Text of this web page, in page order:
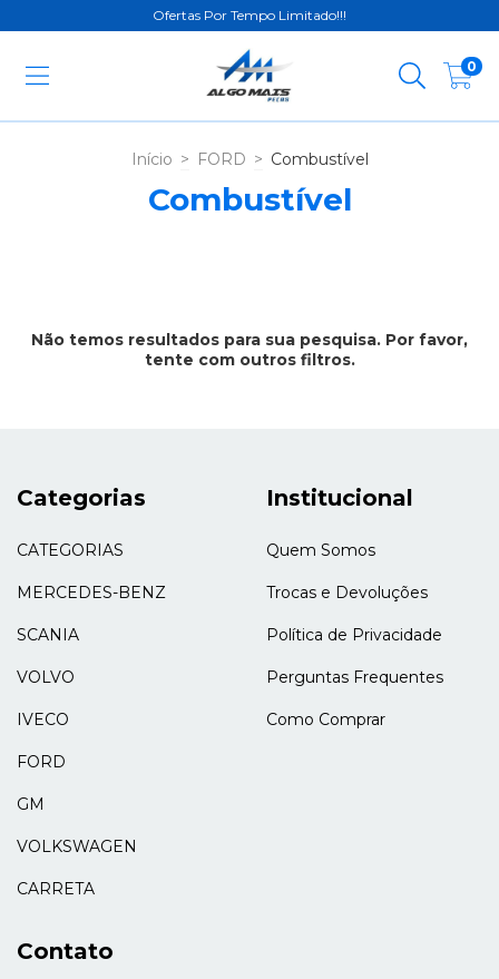
Ofertas Por Tempo Limitado!!!
0
Início > FORD > Combustível
Combustível
Não temos resultados para sua pesquisa. Por favor,
tente com outros filtros.
Categorias
CATEGORIAS
MERCEDES-BENZ
SCANIA
VOLVO
IVECO
FORD
GM
VOLKSWAGEN
CARRETA
Institucional
Quem Somos
Trocas e Devoluções
Política de Privacidade
Perguntas Frequentes
Como Comprar
Contato